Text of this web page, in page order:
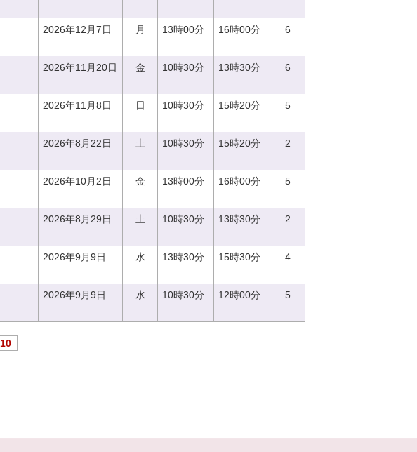
2026年12月7日 月 13時00分 16時00分 6
2026年11月20日 金 10時30分 13時30分 6
2026年11月8日 日 10時30分 15時20分 5
2026年8月22日 土 10時30分 15時20分 2
2026年10月2日 金 13時00分 16時00分 5
2026年8月29日 土 10時30分 13時30分 2
2026年9月9日 水 13時30分 15時30分 4
2026年9月9日 水 10時30分 12時00分 5
10